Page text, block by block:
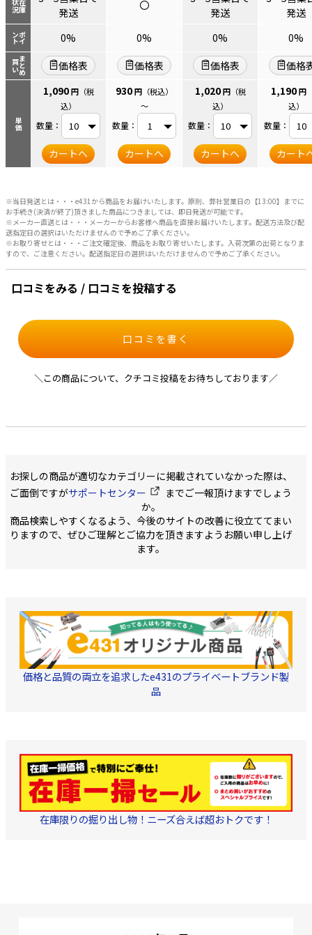
在庫
状況
ポイ
ント
まとめ
買い
単価
発送
〇
発送
発送
0%
0% 0%
0%
価格表
価格表 価格表
価格
1,090 円（税
込）
数量：
カートへ
930円 （税込）
～
数量：
カートへ
1,020 円（税
込）
数量：
カートへ
1,190 円
込）
数量：
カート
※当日発送とは・・・e431から商品をお届けいたします。原則、弊社営業日の【13:00】までに
お手続き(決済が終了)頂きました商品につきましては、即日発送が可能です。
※メーカー直送とは・・・メーカーからお客様へ商品を直接お届けいたします。配送方法及び配
送指定日の選択はいただけませんので予めご了承ください。
※お取り寄せとは・・・ご注文確定後、商品をお取り寄せいたします。入荷次第の出荷となりま
すので、ご注意ください。配送指定日の選択はいただけませんので予めご了承ください。
口コミをみる / 口コミを投稿する
口コミを書く
＼この商品について、クチコミ投稿をお待ちしております／
お探しの商品が適切なカテゴリーに掲載されていなかった際は、
ご面倒ですがサポートセンター
までご一報頂けますでしょう
か。
商品検索しやすくなるよう、今後のサイトの改善に役立ててまい
りますので、ぜひご理解とご協力を頂きますようお願い申し上げ
ます。
価格と品質の両立を追求したe431のプライベートブランド製
品
在庫限りの掘り出し物！ニーズ合えば超おトクです！